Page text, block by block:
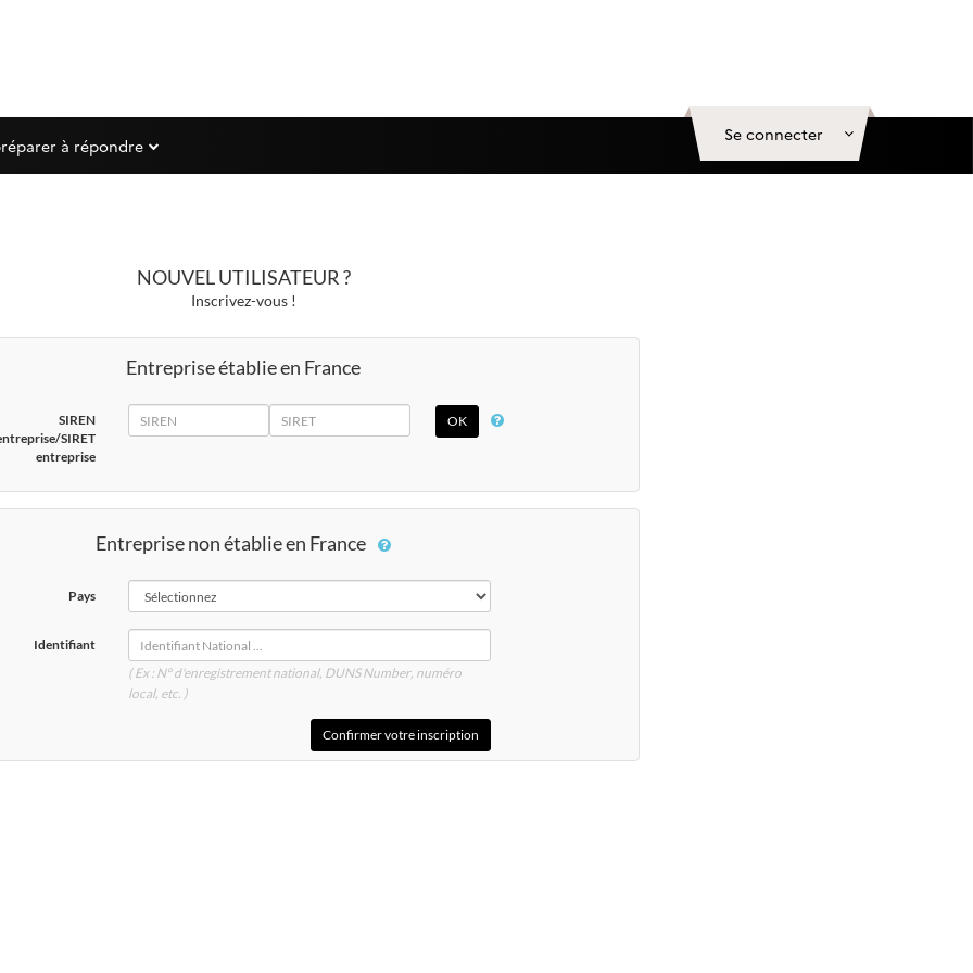
Se connecter
à répondre
NOUVEL UTILISATEUR ?
Inscrivez-vous !
Entreprise établie en France
SIREN
SIRET
entreprise
SIREN
SIRET
Entreprise non établie en France
Pays
Identifiant
( Ex : N° d'enregistrement national, DUNSNumber, numéro
local, etc. )